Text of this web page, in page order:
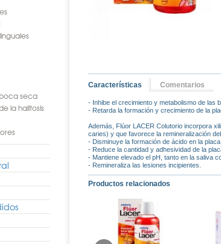
seca
la halitosis
Características Comentarios
- Inhibe el crecimiento y metabolismo de las
- Retarda la formación y crecimiento de la
Además, Flúor LACER Colutorio incorpora
caries) y que favorece la remineralización
- Disminuye la formación de ácido en la placa.
- Reduce la cantidad y adhesividad de la
- Mantiene elevado el pH, tanto en la saliva
- Remineraliza las lesiones incipientes.
Productos relacionados